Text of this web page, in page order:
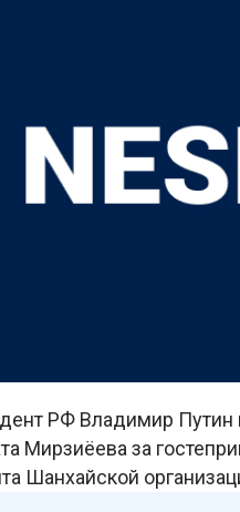
РФ Владимир Путин
Мирзиёева за
Шанхайской